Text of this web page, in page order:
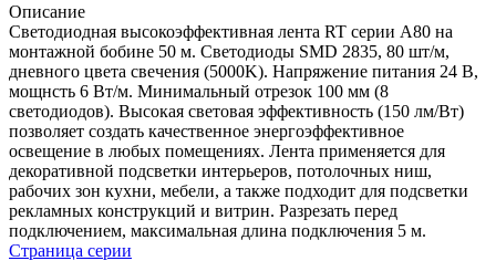
Описание
Светодиодная высокоэффективная лента RT серии A80 на
монтажной бобине 50 м. Светодиоды SMD 2835, 80 шт/м,
дневного цвета свечения (5000K). Напряжение питания 24 В,
мощнсть 6 Вт/м. Минимальный отрезок 100 мм (8
светодиодов). Высокая световая эффективность (150 лм/Вт)
позволяет создать качественное энергоэффективное
освещение в любых помещениях. Лента применяется для
декоративной подсветки интерьеров, потолочных ниш,
рабочих зон кухни, мебели, а также подходит для подсветки
рекламных конструкций и витрин. Разрезать перед
подключением, максимальная длина подключения 5 м.
Страница серии